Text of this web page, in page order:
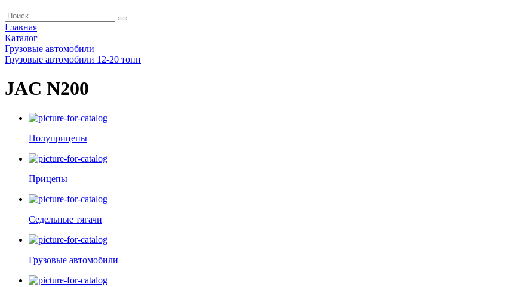
Главная
Каталог
Грузовые автомобили
Грузовые автомобили 12-20 тонн
JAC N200
Полуприцепы
Прицепы
Седельные тягачи
Грузовые автомобили